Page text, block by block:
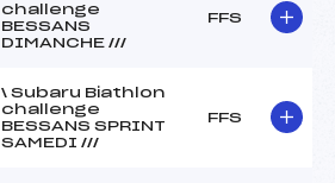
challenge
BESSANS
DIMANCHE ///
FFS
\ Subaru Biathlon
challenge
BESSANS SPRINT
SAMEDI ///
FFS